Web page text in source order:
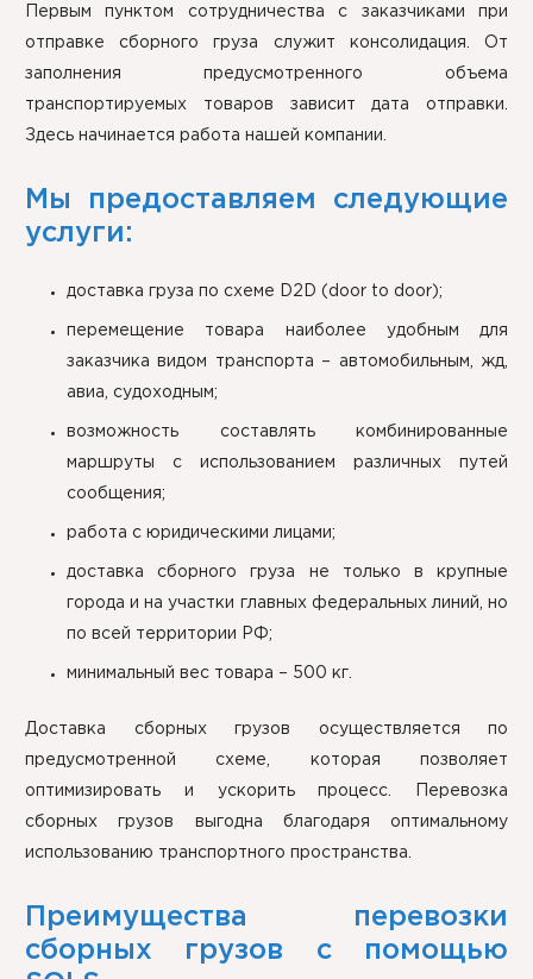
Первым пунктом сотрудничества с заказчиками при
отправке сборного груза служит консолидация. От
заполнения предусмотренного объема
транспортируемых товаров зависит дата отправки.
Здесь начинается работа нашей компании.
Мы предоставляем следующие
услуги:
доставка груза по схеме D2D (door to door);
перемещение товара наиболее удобным для
заказчика видом транспорта – автомобильным, жд,
авиа, судоходным;
возможность составлять комбинированные
маршруты с использованием различных путей
сообщения;
работа с юридическими лицами;
доставка сборного груза не только в крупные
города и на участки главных федеральных линий, но
по всей территории РФ;
минимальный вес товара – 500 кг.
Доставка сборных грузов осуществляется по
предусмотренной схеме, которая позволяет
оптимизировать и ускорить процесс. Перевозка
сборных грузов выгодна благодаря оптимальному
использованию транспортного пространства.
Преимущества перевозки
сборных грузов с помощью